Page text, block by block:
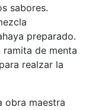
sabores.
preparado.
ramita de menta
realzar la
obra maestra